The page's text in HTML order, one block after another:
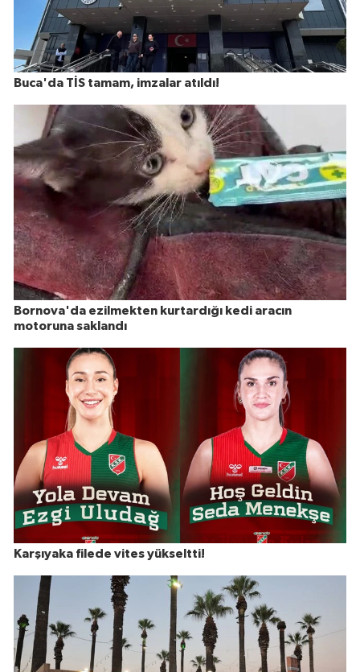
Buca'da TİS tamam, imzalar atıldı!
Bornova'da ezilmekten kurtardığı kedi aracın
motoruna saklandı
Karşıyaka filede vites yükseltti!